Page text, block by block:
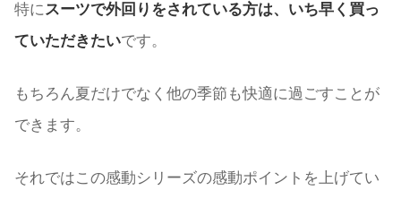
特にスーツで外回りをされている方は、いち早く買っ
ていただきたいです。
もちろん夏だけでなく他の季節も快適に過ごすことが
できます。
それではこの感動シリーズの感動ポイントを上げてい